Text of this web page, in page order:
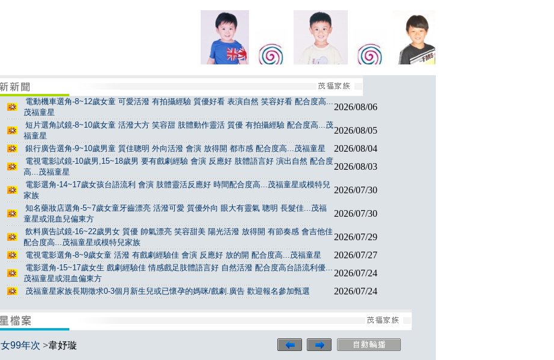
電動機車選角-8~12歲女童 可愛活潑 有拍攝經驗 質優好看 表演自然 笑容好看 配合度高...
茂福童星
2026/08/06
短片選角試鏡-8~10歲女童 活潑大方 笑容甜 肢體動作靈活 質優 有拍攝經驗 配合度高...茂
福童星
2026/08/05
銀行廣告選角-9~10歲男童 質佳聰明 外向活潑 會演 放得開 都市感 配合度高...茂福童星 2026/08/04
電視電影試鏡-10歲男,15~18歲男 要有戲劇經驗 會演 反應好 肢體語言好 演出自然 配合度
高...茂福童星
2026/08/03
電影選角-14~17歲女孩台語流利 會演 肢體靈活反應好 時間配合度高...茂福童星或模特兒
家族
2026/07/30
知名藥妝店選角-5~7歲女童牙齒漂亮 活潑可愛 質優外向 眼大有靈氣 聰明 長髮佳...茂福
童星或混血兒偏東方
2026/07/30
飲料廣告試鏡-16~22歲男女 質優 帥氣漂亮 笑容甜美 陽光活潑 放得開 有節奏感 會吉他佳
配合度高...茂福童星或模特兒家族
2026/07/29
電視電影選角-8~9歲女童 活潑 有戲劇經驗佳 會演 反應好 放的開 配合度高...茂福童星 2026/07/27
電影選角-15~17歲女生 戲劇經驗佳 情感戲足肢體語言好 自然活潑 配合度高台語流利優...
茂福童星或混血偏東方
2026/07/24
茂福童星家族長期徵求0-3個月新生兒或已懷孕的媽咪/戲劇.廣告 歡迎報名參加甄選 2026/07/24
女99年次 >韋妤璇